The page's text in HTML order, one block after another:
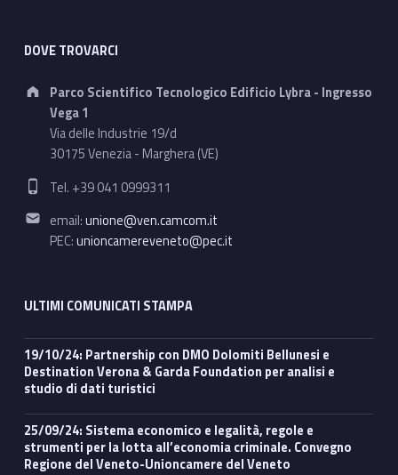
DOVE TROVARCI
Address:
Parco Scientifico Tecnologico Edificio Lybra - Ingresso
Vega 1
Via delle Industrie 19/d
30175 Venezia - Marghera (VE)
Phone number:
Tel. +39 041 0999311
Email address:
email:unione@ven.camcom.it
PEC:unioncamereveneto@pec.it
ULTIMI COMUNICATI STAMPA
19/10/24: Partnership con DMO Dolomiti Bellunesi e
Destination Verona & Garda Foundation per analisi e
studio di dati turistici
25/09/24: Sistema economico e legalità, regole e
strumenti per la lotta all’economia criminale. Convegno
Regione del Veneto-Unioncamere del Veneto